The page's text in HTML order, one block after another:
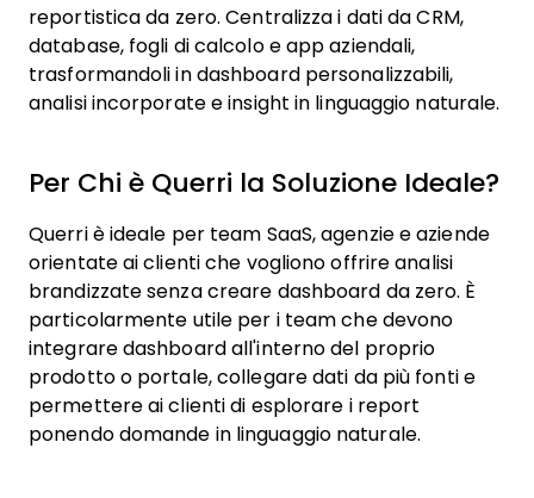
reportistica da zero. Centralizza i dati da CRM,
database, fogli di calcolo e app aziendali,
trasformandoli in dashboard personalizzabili,
analisi incorporate e insight in linguaggio naturale.
Per Chi è Querri la Soluzione Ideale?
Querri è ideale per team SaaS, agenzie e aziende
orientate ai clienti che vogliono offrire analisi
brandizzate senza creare dashboard da zero. È
particolarmente utile per i team che devono
integrare dashboard all'interno del proprio
prodotto o portale, collegare dati da più fonti e
permettere ai clienti di esplorare i report
ponendo domande in linguaggio naturale.